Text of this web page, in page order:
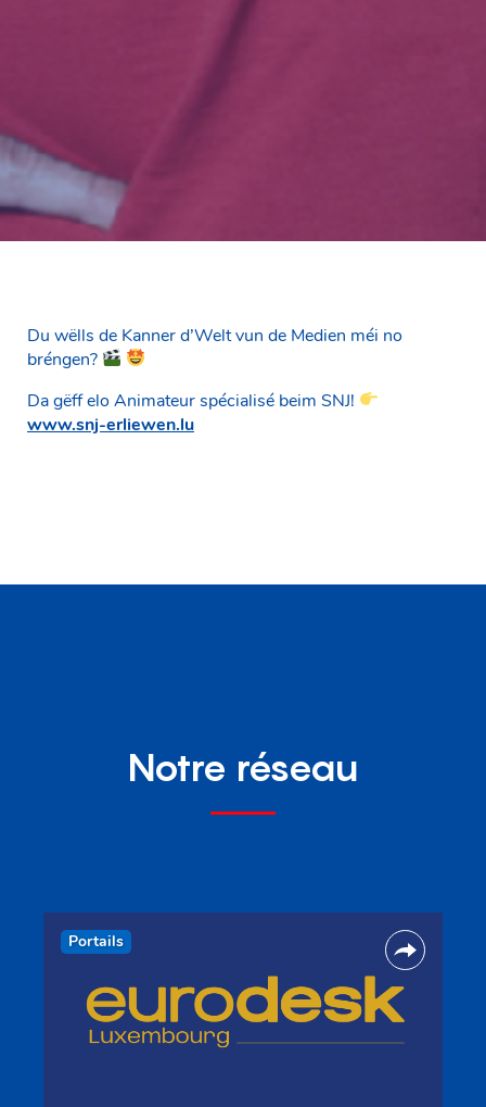
Du wëlls de Kanner d’Welt vun de Medien méi no
bréngen?
Da gëff elo Animateur spécialisé beim SNJ!
www.snj-erliewen.lu
Notre réseau
Portails